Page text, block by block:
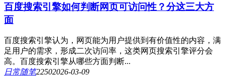
百度搜索引擎如何判断网页可访问性？分这三大方
面
百度搜索引擎认为，网页能为用户提供到有价值性的内容，满
足用户的需求，形成二次访问率，这类网页搜索引擎评分会
高。百度搜索引擎从哪些方面判断...
日常随笔22502026-03-09